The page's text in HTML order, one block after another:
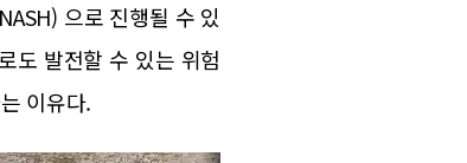
으로 진행될 수 있
도 발전할 수 있는 위험
이유다.